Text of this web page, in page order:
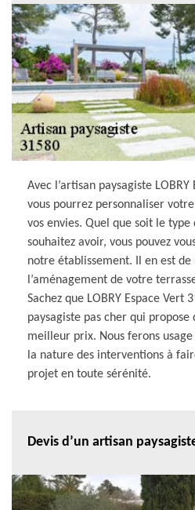
Avec l’artisan paysagiste
vous pourrez personnaliser
vos envies. Quel que soit le type
souhaitez avoir, vous pouvez
notre établissement. Il en est
l’aménagement de votre
Sachez que LOBRY Espace Vert
paysagiste pas cher qui
meilleur prix. Nous ferons
la nature des interventions à
projet en toute sérénité.
Devis d’un artisan